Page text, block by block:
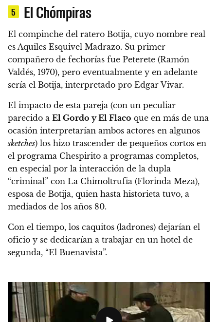
5 El Chómpiras
El compinche del ratero Botija, cuyo nombre real
es Aquiles Esquivel Madrazo. Su primer
compañero de fechorías fue Peterete (Ramón
Valdés, 1970), pero eventualmente y en adelante
sería el Botija, interpretado pro Edgar Vivar.
El impacto de esta pareja (con un peculiar
parecido a El Gordo y El Flaco que en más de una
ocasión interpretarían ambos actores en algunos
sketches) los hizo trascender de pequeños cortos en
el programa Chespirito a programas completos,
en especial por la interacción de la dupla
“criminal” con La Chimoltrufia (Florinda Meza),
esposa de Botija, quien hasta historieta tuvo, a
mediados de los años 80.
Con el tiempo, los caquitos (ladrones) dejarían el
oficio y se dedicarían a trabajar en un hotel de
segunda, “El Buenavista”.